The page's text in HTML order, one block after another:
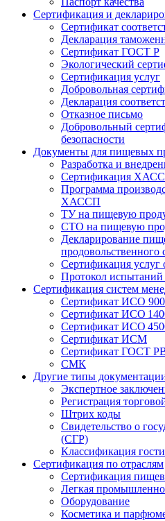
Сертификация и
Сертификат
Декларация
Сертификат ГОСТ Р
Экологический
Сертификация услуг
Добровольная
Декларация
Отказное письмо
Добровольный
безопасности
Документы для пищевых
Разработка и
Сертификация
Программа
ХАССП
ТУ на пищевую
СТО на пищевую
Декларирование
продовольственного
Сертификация услуг
Протокол
Сертификация систем
Сертификат ИСО
Сертификат ИСО
Сертификат ИСО
Сертификат ИСМ
Сертификат ГОСТ
СМК
Другие типы
Экспертное
Регистрация
Штрих коды
Свидетельство о
(СГР)
Классификация
Сертификация по отраслям
Сертификация
Легкая
Оборудование
Косметика и